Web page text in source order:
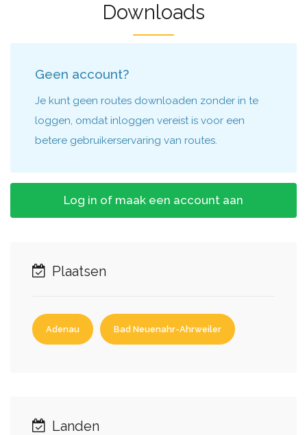
Downloads
Geen account?
Je kunt geen routes downloaden zonder in te
loggen, omdat inloggen vereist is voor een
betere gebruikerservaring van routes.
Log in of maak een account aan
Plaatsen
Adenau Bad Neuenahr-Ahrweiler
Landen